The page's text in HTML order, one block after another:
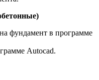
фундамент в программе
Autocad.